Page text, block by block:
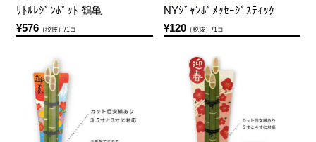
ﾘﾄﾙﾚｼﾞﾝﾎﾟｯﾄ 鶴亀
¥576（税抜）/1コ
NYｼﾞｬﾝﾎﾞﾒｯｾｰｼﾞｽﾃｨｯｸ
¥120（税抜）/1コ